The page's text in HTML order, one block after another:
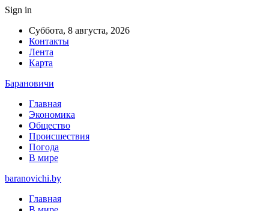
Sign in
Суббота, 8 августа, 2026
Контакты
Лента
Карта
Барановичи
Главная
Экономика
Общество
Происшествия
Погода
В мире
baranovichi.by
Главная